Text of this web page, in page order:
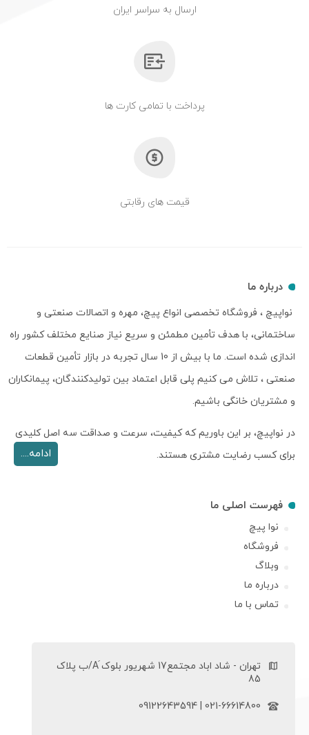
ارسال به سراسر ایران
پرداخت با تمامی کارت ها
قیمت های رقابتی
درباره ما
نواپیچ ، فروشگاه تخصصی انواع پیچ، مهره و اتصالات صنعتی و
ساختمانی، با هدف تأمین مطمئن و سریع نیاز صنایع مختلف کشور راه
اندازی شده است. ما با بیش از 10 سال تجربه در بازار تأمین قطعات
صنعتی ، تلاش می کنیم پلی قابل اعتماد بین تولیدکنندگان، پیمانکاران
و مشتریان خانگی باشیم.
در نواپیچ، بر این باوریم که کیفیت، سرعت و صداقت سه اصل کلیدی
برای کسب رضایت مشتری هستند.
ادامه....
فهرست اصلی ما
نوا پیچ
فروشگاه
وبلاگ
درباره ما
تماس با ما
تهران - شاد اباد مجتمع17 شهریور بلوک َA/ب پلاک
85
021-66614800 | 09122643594